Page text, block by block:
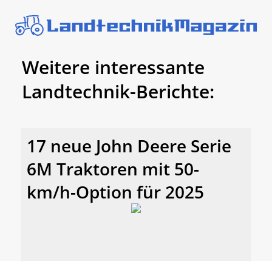
Weitere interessante
Landtechnik-Berichte:
17 neue John Deere Serie
6M Traktoren mit 50-
km/h-Option für 2025